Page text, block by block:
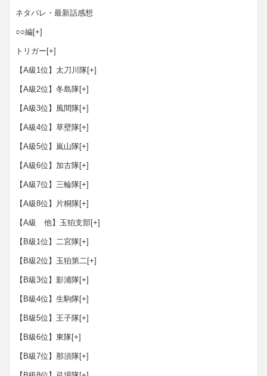
ネタバレ・最新話感想
○○編[+]
トリガー [+]
【A級1位】太刀川隊[+]
【A級2位】冬島隊[+]
【A級3位】風間隊[+]
【A級4位】草壁隊[+]
【A級5位】嵐山隊[+]
【A級6位】加古隊[+]
【A級7位】三輪隊[+]
【A級8位】片桐隊[+]
【A級 他】玉狛支部[+]
【B級1位】二宮隊[+]
【B級2位】玉狛第二[+]
【B級3位】影浦隊[+]
【B級4位】生駒隊[+]
【B級5位】王子隊[+]
【B級6位】東隊[+]
【B級7位】那須隊[+]